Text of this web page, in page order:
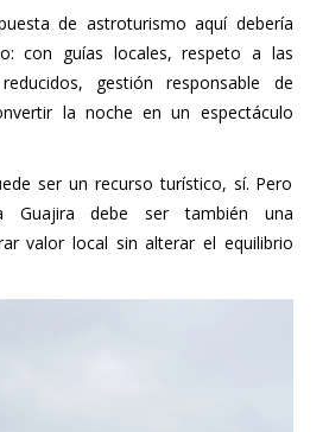
de astroturismo aquí debería
con guías locales, respeto a las
gestión responsable de
la noche en un espectáculo
ser un recurso turístico, sí. Pero
Guajira debe ser también una
valor local sin alterar el equilibrio